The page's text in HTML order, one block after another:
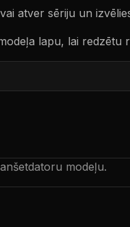
atver sēriju un
lapu, lai redzētu
modeļu.